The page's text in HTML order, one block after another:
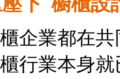
企業都在
行業本身